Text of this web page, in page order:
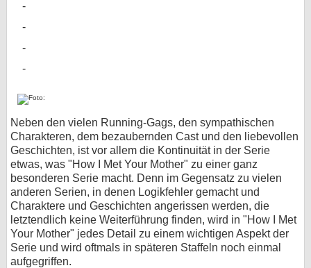
Neben den vielen Running-Gags, den sympathischen
Charakteren, dem bezaubernden Cast und den liebevollen
Geschichten, ist vor allem die Kontinuität in der Serie
etwas, was "How I Met Your Mother" zu einer ganz
besonderen Serie macht. Denn im Gegensatz zu vielen
anderen Serien, in denen Logikfehler gemacht und
Charaktere und Geschichten angerissen werden, die
letztendlich keine Weiterführung finden, wird in "How I Met
Your Mother" jedes Detail zu einem wichtigen Aspekt der
Serie und wird oftmals in späteren Staffeln noch einmal
aufgegriffen.
bei X
bei Facebook
Kontakt
Nutzungsbedingungen